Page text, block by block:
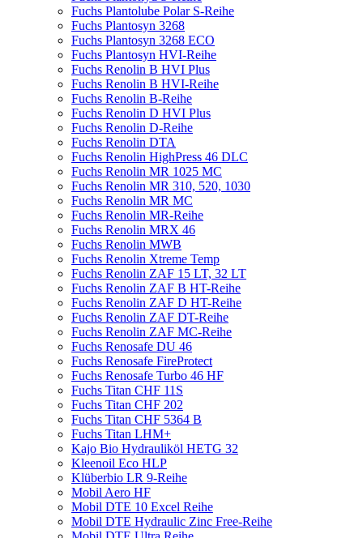
Fuchs Plantolube Polar S-Reihe
Fuchs Plantosyn 3268
Fuchs Plantosyn 3268 ECO
Fuchs Plantosyn HVI-Reihe
Fuchs Renolin B HVI Plus
Fuchs Renolin B HVI-Reihe
Fuchs Renolin B-Reihe
Fuchs Renolin D HVI Plus
Fuchs Renolin D-Reihe
Fuchs Renolin DTA
Fuchs Renolin HighPress 46 DLC
Fuchs Renolin MR 1025 MC
Fuchs Renolin MR 310, 520, 1030
Fuchs Renolin MR MC
Fuchs Renolin MR-Reihe
Fuchs Renolin MRX 46
Fuchs Renolin MWB
Fuchs Renolin Xtreme Temp
Fuchs Renolin ZAF 15 LT, 32 LT
Fuchs Renolin ZAF B HT-Reihe
Fuchs Renolin ZAF D HT-Reihe
Fuchs Renolin ZAF DT-Reihe
Fuchs Renolin ZAF MC-Reihe
Fuchs Renosafe DU 46
Fuchs Renosafe FireProtect
Fuchs Renosafe Turbo 46 HF
Fuchs Titan CHF 11S
Fuchs Titan CHF 202
Fuchs Titan CHF 5364 B
Fuchs Titan LHM+
Kajo Bio Hydrauliköl HETG 32
Kleenoil Eco HLP
Klüberbio LR 9-Reihe
Mobil Aero HF
Mobil DTE 10 Excel Reihe
Mobil DTE Hydraulic Zinc Free-Reihe